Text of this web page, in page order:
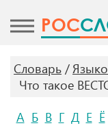
POC
Словарь
Что такое
А Б В Г Д Е Ё